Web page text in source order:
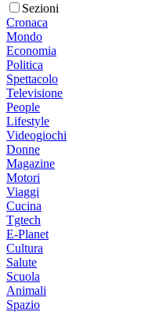
Sezioni
Cronaca
Mondo
Economia
Politica
Spettacolo
Televisione
People
Lifestyle
Videogiochi
Donne
Magazine
Motori
Viaggi
Cucina
Tgtech
E-Planet
Cultura
Salute
Scuola
Animali
Spazio